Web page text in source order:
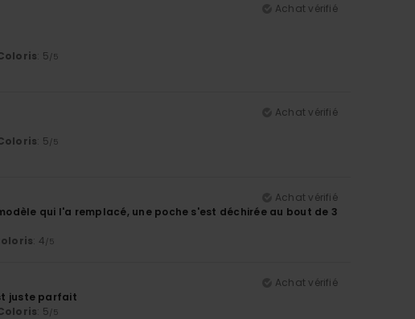
Achat vérifié
: 5/5
Achat vérifié
: 5/5
Achat vérifié
qui l'a remplacé, une poche s'est déchirée au bout de 3
: 4/5
Achat vérifié
juste parfait
: 5/5